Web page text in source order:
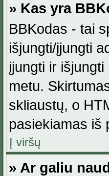
» Kas yra
BBKodas - tai
išjungti/įjungti
įjungti ir
metu.
skliaustų, o
pasiekiamas iš
Į viršų
» Ar galiu